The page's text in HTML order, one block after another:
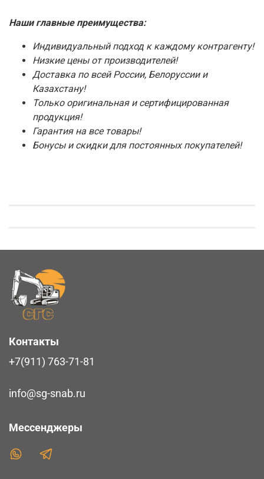
Наши главные преимущества:
Индивидуальный подход к каждому контрагенту!
Низкие цены от производителей!
Доставка по всей России, Белоруссии и
Казахстану!
Только оригинальная и сертифицированная
продукция!
Гарантия на все товары!
Бонусы и скидки для постоянных покупателей!
Контакты
+7(911) 763-71-81
info@sg-snab.ru
Мессенджеры